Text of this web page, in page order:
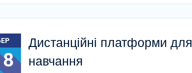
Дистанційні платформи для
навчання